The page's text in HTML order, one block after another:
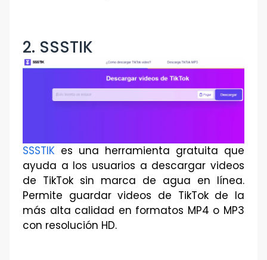
2. SSSTIK
SSSTIK es una herramienta gratuita que
ayuda a los usuarios a descargar videos
de TikTok sin marca de agua en línea.
Permite guardar videos de TikTok de la
más alta calidad en formatos MP4 o MP3
con resolución HD.